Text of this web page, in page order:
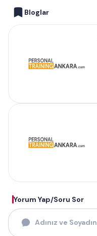
Bloglar
Yorum Yap/Soru Sor